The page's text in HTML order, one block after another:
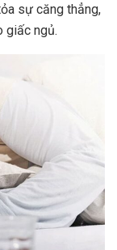
sự căng thẳng,
giấc ngủ.